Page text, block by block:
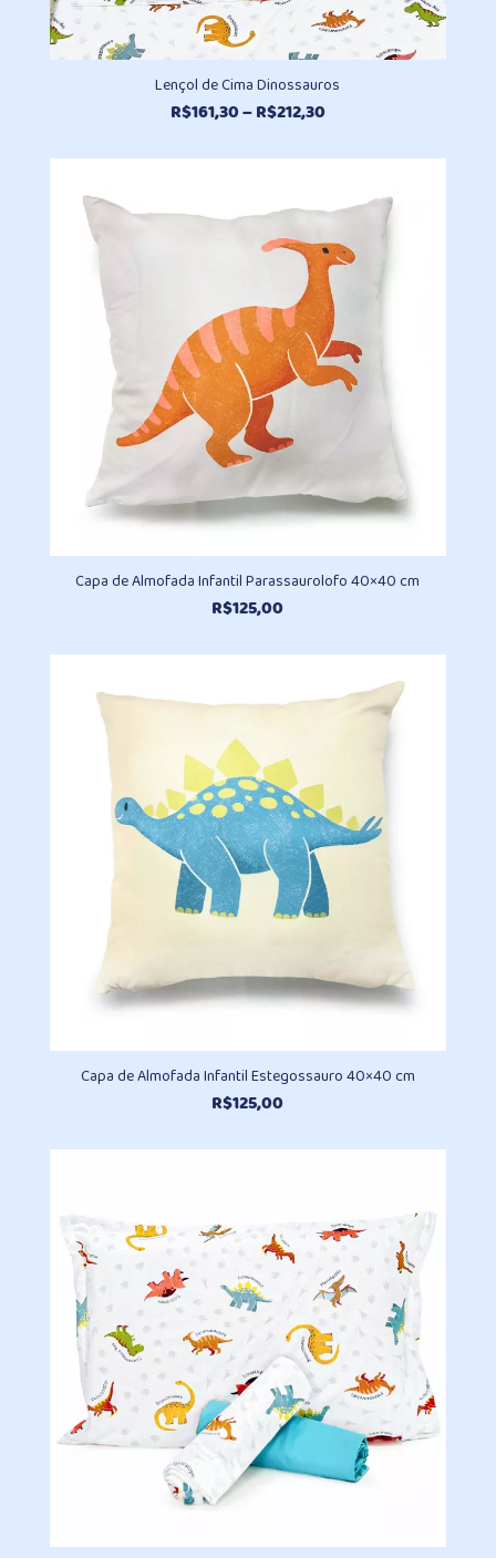
Lençol de Cima Dinossauros
R$161,30–R$212,30Faixa
preço:
através
Capa de Almofada Infantil Parassaurolofo 40×40 cm
R$125,00
Capa de Almofada Infantil Estegossauro 40×40 cm
R$125,00